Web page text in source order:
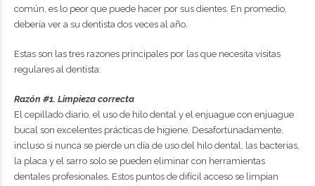
común, es lo peor que puede hacer por sus dientes. En promedio,
debería ver a su dentista dos veces al año.
Estas son las tres razones principales por las que necesita visitas
regulares al dentista:
Razón #1. Limpieza correcta
El cepillado diario, el uso de hilo dental y el enjuague con enjuague
bucal son excelentes prácticas de higiene. Desafortunadamente,
incluso si nunca se pierde un día de uso del hilo dental, las bacterias,
la placa y el sarro solo se pueden eliminar con herramientas
dentales profesionales. Estos puntos de difícil acceso se limpian